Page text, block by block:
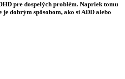
pre dospelých problém. Napriek tomu
dobrým spôsobom, ako si ADD alebo